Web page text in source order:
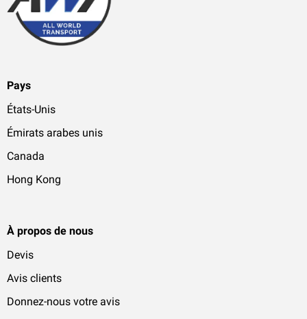
Pays
États-Unis
Émirats arabes unis
Canada
Hong Kong
À propos de nous
Devis
Avis clients
Donnez-nous votre avis